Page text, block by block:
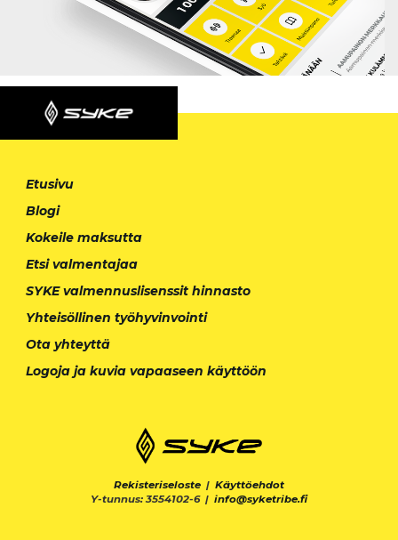
Etusivu
Blogi
Kokeile maksutta
Etsi valmentajaa
SYKE valmennuslisenssit hinnasto
Yhteisöllinen työhyvinvointi
Ota yhteyttä
Logoja ja kuvia vapaaseen käyttöön
Rekisteriseloste | Käyttöehdot
Y-tunnus: 3554102-6 | info@syketribe.fi